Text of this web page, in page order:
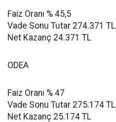
Faiz Oranı % 45,5
Vade Sonu Tutar 274.371 TL
Net Kazanç 24.371 TL
ODEA
Faiz Oranı % 47
Vade Sonu Tutar 275.174 TL
Net Kazanç 25.174 TL